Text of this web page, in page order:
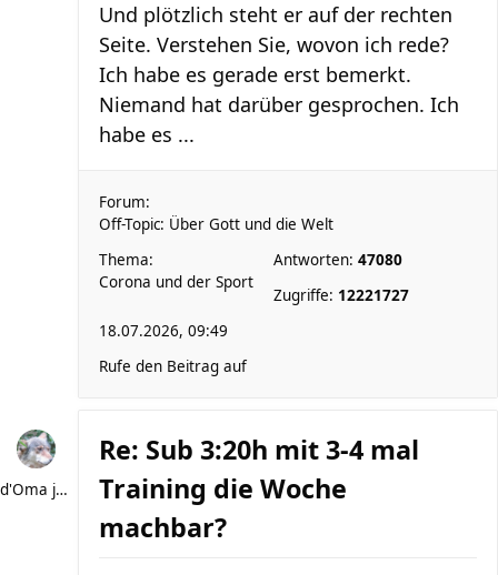
Und plötzlich steht er auf der rechten
Seite. Verstehen Sie, wovon ich rede?
Ich habe es gerade erst bemerkt.
Niemand hat darüber gesprochen. Ich
habe es ...
Forum:
Off-Topic: Über Gott und die Welt
Thema:
Corona und der Sport
Antworten: 47080
Zugriffe: 12221727
18.07.2026, 09:49
Rufe den Beitrag auf
d'Oma joggt
Re: Sub 3:20h mit 3-4 mal
Training die Woche
machbar?